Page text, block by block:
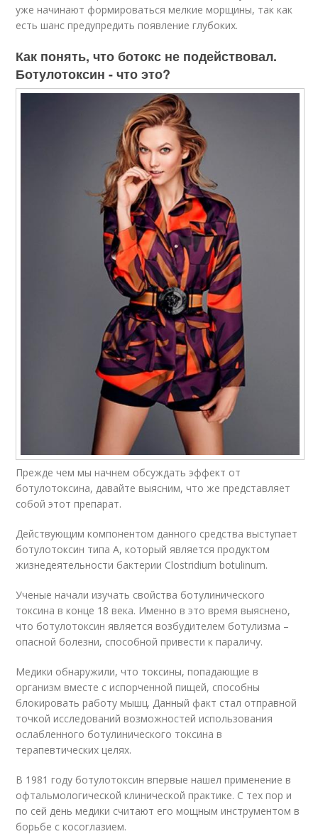
уже начинают формироваться мелкие морщины, так как
есть шанс предупредить появление глубоких.
Как понять, что ботокс не подействовал.
Ботулотоксин - что это?
Прежде чем мы начнем обсуждать эффект от
ботулотоксина, давайте выясним, что же представляет
собой этот препарат.
Действующим компонентом данного средства выступает
ботулотоксин типа А, который является продуктом
жизнедеятельности бактерии Clostridium botulinum.
Ученые начали изучать свойства ботулинического
токсина в конце 18 века. Именно в это время выяснено,
что ботулотоксин является возбудителем ботулизма –
опасной болезни, способной привести к параличу.
Медики обнаружили, что токсины, попадающие в
организм вместе с испорченной пищей, способны
блокировать работу мышц. Данный факт стал отправной
точкой исследований возможностей использования
ослабленного ботулинического токсина в
терапевтических целях.
В 1981 году ботулотоксин впервые нашел применение в
офтальмологической клинической практике. С тех пор и
по сей день медики считают его мощным инструментом в
борьбе с косоглазием.